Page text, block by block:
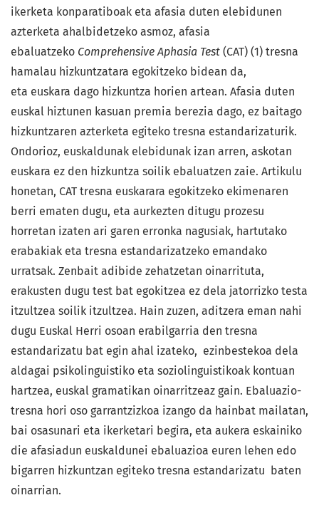
ikerketa konparatiboak eta afasia duten elebidunen
azterketa ahalbidetzeko asmoz, afasia
ebaluatzeko Comprehensive Aphasia Test (CAT) (1) tresna
hamalau hizkuntzatara egokitzeko bidean da,
eta euskara dago hizkuntza horien artean. Afasia duten
euskal hiztunen kasuan premia berezia dago, ez baitago
hizkuntzaren azterketa egiteko tresna estandarizaturik.
Ondorioz, euskaldunak elebidunak izan arren, askotan
euskara ez den hizkuntza soilik ebaluatzen zaie. Artikulu
honetan, CAT tresna euskarara egokitzeko ekimenaren
berri ematen dugu, eta aurkezten ditugu prozesu
horretan izaten ari garen erronka nagusiak, hartutako
erabakiak eta tresna estandarizatzeko emandako
urratsak. Zenbait adibide zehatzetan oinarrituta,
erakusten dugu test bat egokitzea ez dela jatorrizko testa
itzultzea soilik itzultzea. Hain zuzen, aditzera eman nahi
dugu Euskal Herri osoan erabilgarria den tresna
estandarizatu bat egin ahal izateko, ezinbestekoa dela
aldagai psikolinguistiko eta soziolinguistikoak kontuan
hartzea, euskal gramatikan oinarritzeaz gain. Ebaluazio-
tresna hori oso garrantzizkoa izango da hainbat mailatan,
bai osasunari eta ikerketari begira, eta aukera eskainiko
die afasiadun euskaldunei ebaluazioa euren lehen edo
bigarren hizkuntzan egiteko tresna estandarizatu baten
oinarrian.